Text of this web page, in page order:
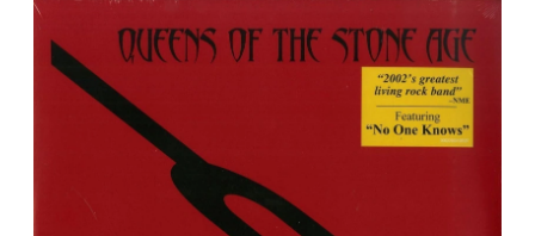
Вотсап
Телеграм
Макс
ВКонтакте
Одноклассники